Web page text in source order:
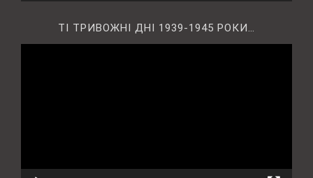
ТІ ТРИВОЖНІ ДНІ 1939-1945 РОКИ…